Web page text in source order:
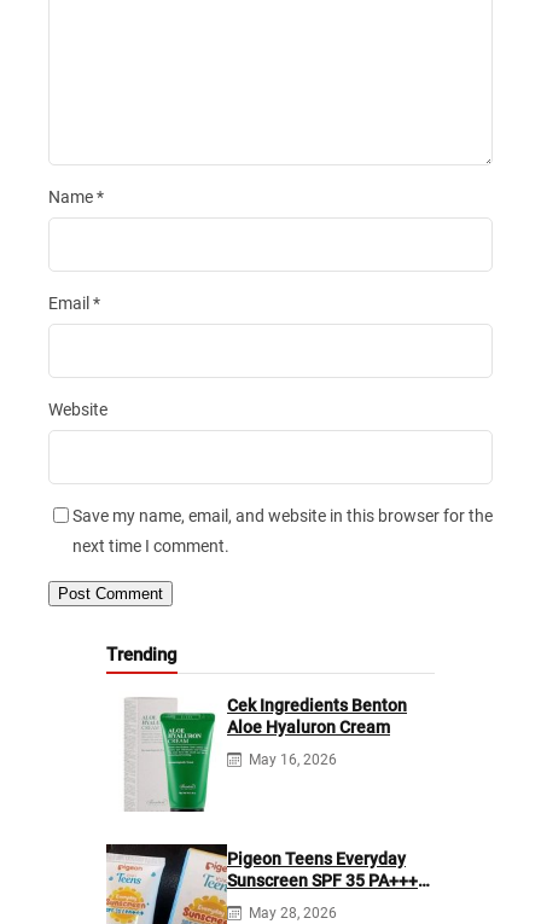
Name*
Email *
Website
Save my name, email, and website in this browser for the
next time I comment.
Trending
Cek Ingredients Benton
Aloe Hyaluron Cream
May 16, 2026
Pigeon Teens Everyday
Sunscreen SPF 35 PA+++
Ingredients
May 28, 2026